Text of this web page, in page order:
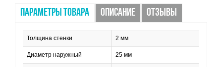
ПАРАМЕТРЫ ТОВАРА ОПИСАНИЕ ОТЗЫВЫ
Толщина стенки 2 мм
Диаметр наружный 25 мм